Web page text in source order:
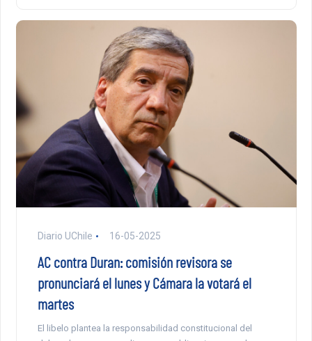
Diario UChile 16-05-2025
AC contra Duran: comisión revisora se
pronunciará el lunes y Cámara la votará el
martes
El libelo plantea la responsabilidad constitucional del